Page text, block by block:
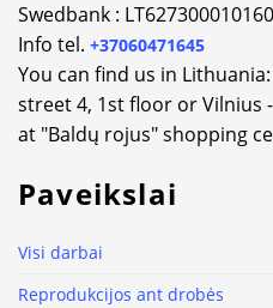
Swedbank :
Info tel. +37060471645
You can find us in
street 4, 1st floor or Vilnius
at "Baldų rojus" shopping
Paveikslai
Visi darbai
Reprodukcijos ant drobės